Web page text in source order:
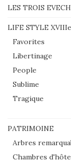
LES TROIS
LIFE STYLE XVIIIe
Favorites
Libertinage
People
Sublime
Tragique
PATRIMOINE
Arbres
Chambres